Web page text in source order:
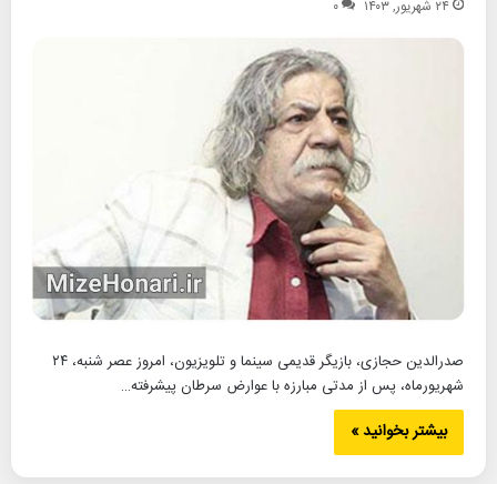
۲۴ شهریور, ۱۴۰۳ ۰
صدرالدین حجازی، بازیگر قدیمی سینما و تلویزیون، امروز عصر شنبه، ۲۴
شهریورماه، پس از مدتی مبارزه با عوارض سرطان پیشرفته…
بیشتر بخوانید »